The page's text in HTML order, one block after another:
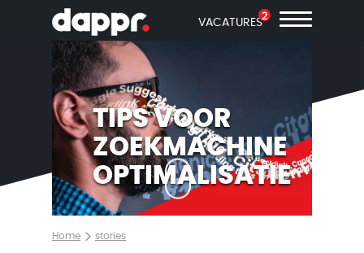
VACATURES
2
TIPS VOOR
ZOEKMACHINE
OPTIMALISATIE
Home stories